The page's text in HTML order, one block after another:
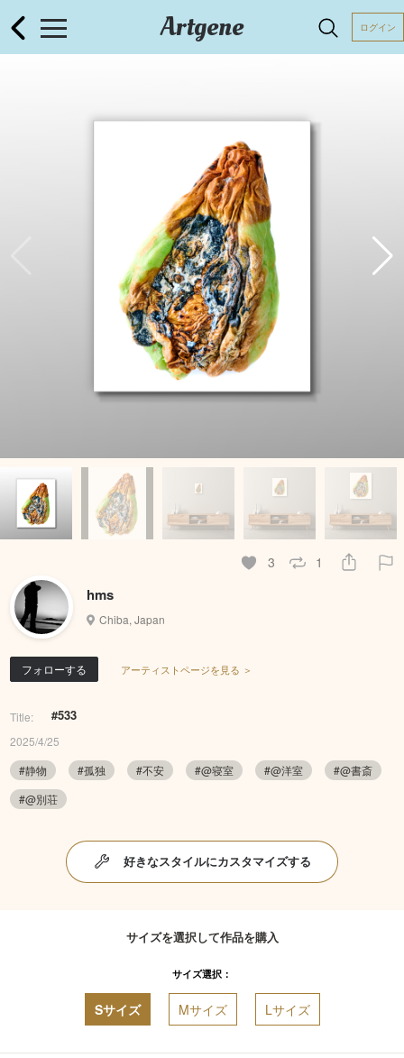
Artgene ログイン
3 1
hms
Chiba, Japan
フォローする アーティストページを見る ＞
Title: #533
2025/4/25
#静物
#孤独 #不安 #@寝室 #@洋室
#@書斎
#@別荘
好きなスタイルにカスタマイズする
サイズを選択して作品を購入
サイズ選択：
Sサイズ Mサイズ Lサイズ